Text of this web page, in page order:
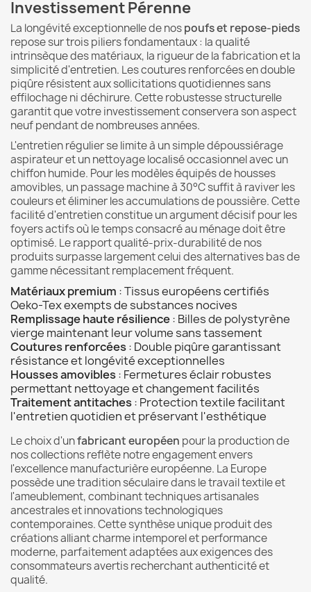
Investissement Pérenne
La longévité exceptionnelle de nospoufs et repose-pieds
repose sur trois piliers fondamentaux : la qualité
intrinsèque des matériaux, la rigueur de la fabrication et la
simplicité d'entretien. Les coutures renforcées en double
piqûre résistent aux sollicitations quotidiennes sans
effilochage ni déchirure. Cette robustesse structurelle
garantit que votre investissement conservera son aspect
neuf pendant de nombreuses années.
L'entretien régulier se limite à un simple dépoussiérage
aspirateur et un nettoyage localisé occasionnel avec un
chiffon humide. Pour les modèles équipés de housses
amovibles, un passage machine à 30°C suffit à raviver les
couleurs et éliminer les accumulations de poussière. Cette
facilité d'entretien constitue un argument décisif pour les
foyers actifs où le temps consacré au ménage doit être
optimisé. Le rapport qualité-prix-durabilité de nos
produits surpasse largement celui des alternatives bas de
gamme nécessitant remplacement fréquent.
Matériaux premium : Tissus européens certifiés
Oeko-Tex exempts de substances nocives
Remplissage haute résilience: Billes de polystyrène
vierge maintenant leur volume sans tassement
Coutures renforcées: Double piqûre garantissant
résistance et longévité exceptionnelles
Housses amovibles: Fermetures éclair robustes
permettant nettoyage et changement facilités
Traitement antitaches: Protection textile facilitant
l'entretien quotidien et préservant l'esthétique
Le choix d'unfabricant européen pour la production de
nos collections reflète notre engagement envers
l'excellence manufacturière européenne. La Europe
possède une tradition séculaire dans le travail textile et
l'ameublement, combinant techniques artisanales
ancestrales et innovations technologiques
contemporaines. Cette synthèse unique produit des
créations alliant charme intemporel et performance
moderne, parfaitement adaptées aux exigences des
consommateurs avertis recherchant authenticité et
qualité.